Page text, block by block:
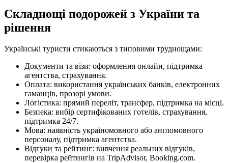
Складнощі подорожей з України та
рішення
Українські туристи стикаються з типовими труднощами:
Документи та візи: оформлення онлайн, підтримка
агентства, страхування.
Оплата: використання українських банків, електронних
гаманців, прозорі умови.
Логістика: прямий переліт, трансфер, підтримка на місці.
Безпека: вибір сертифікованих готелів, страхування,
підтримка 24/7.
Мова: наявність україномовного або англомовного
персоналу, підтримка агентства.
Відгуки та рейтинг: вивчення реальних відгуків,
перевірка рейтингів на TripAdvisor, Booking.com.